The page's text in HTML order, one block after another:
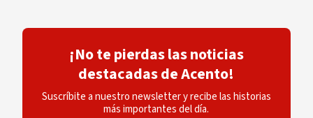
¡No te pierdas las noticias
destacadas de Acento!
Suscríbite a nuestro newsletter y recibe las historias
más importantes del día.